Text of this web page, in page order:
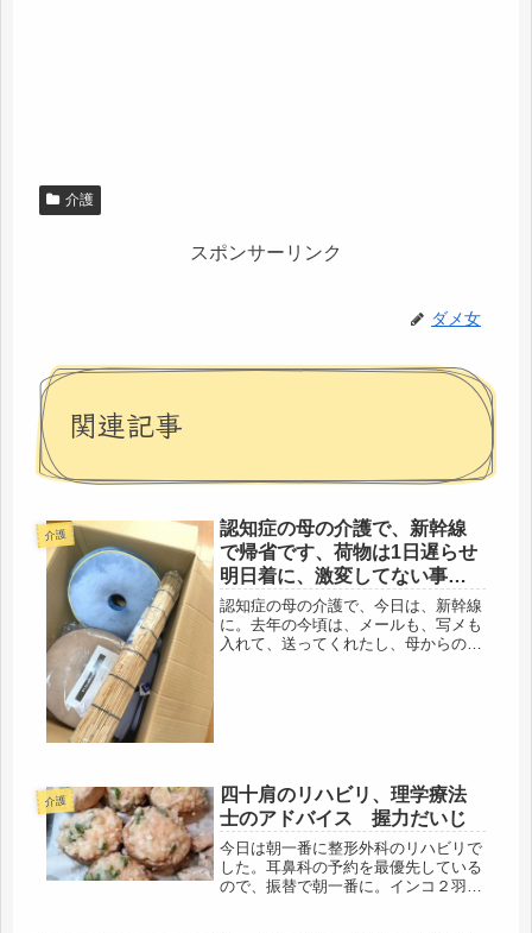
介護
スポンサーリンク
ダメ女
関連記事
介護
認知症の母の介護で、新幹線
で帰省です、荷物は1日遅らせ
明日着に、激変してない事を
願う。
認知症の母の介護で、今日は、新幹線
に。去年の今頃は、メールも、写メも
入れて、送ってくれたし、母からの、
介護
四十肩のリハビリ、理学療法
士のアドバイス 握力だいじ
今日は朝一番に整形外科のリハビリで
した。耳鼻科の予約を最優先している
ので、振替で朝一番に。インコ２羽の